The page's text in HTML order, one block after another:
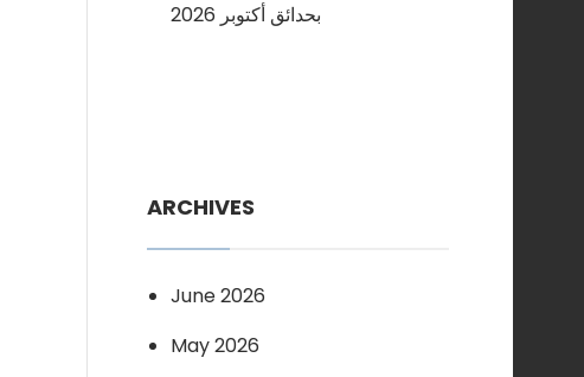
بحدائق أكتوبر 2026
ARCHIVES
June 2026
May 2026